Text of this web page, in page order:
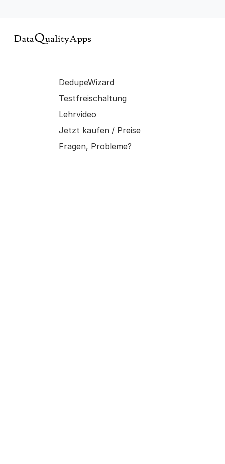
DedupeWizard
Testfreischaltung
Lehrvideo
Jetzt kaufen / Preise
Fragen, Probleme?